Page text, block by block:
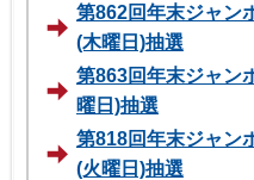
第862回年末ジャン
(木曜日)抽選
第863回年末ジャン
曜日)抽選
第818回年末ジャン
(火曜日)抽選